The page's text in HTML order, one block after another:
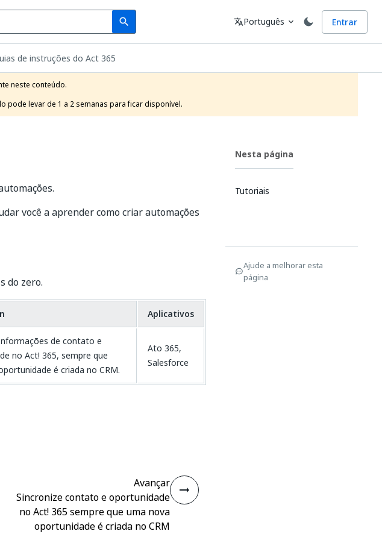
search
Search Idioma
translatePortuguês expand_more Entrar
de instruções do Act 365
neste conteúdo.
pode levar de 1 a 2 semanas para ficar disponível.
você a aprender como criar automações
do zero.
Aplicativos
de contato e
no Act! 365, sempre que
é criada no CRM.
Ato 365,
Salesforce
Nesta página
Tutoriais
Ajude a melhorar esta
página
Avançar
Sincronize contato e oportunidade
no Act! 365 sempre que uma nova
oportunidade é criada no CRM